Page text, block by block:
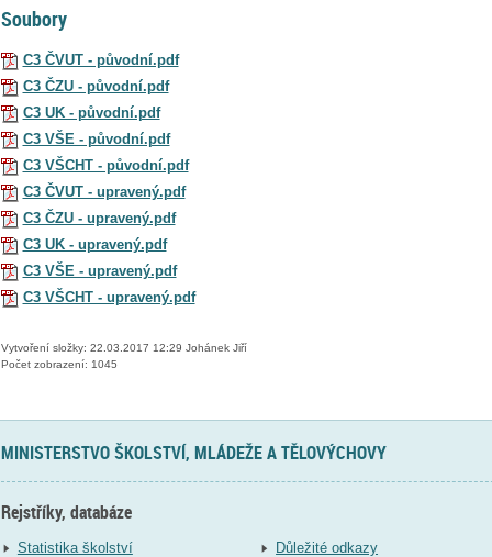
Soubory
C3 ČVUT - původní.pdf
C3 ČZU - původní.pdf
C3 UK - původní.pdf
C3 VŠE - původní.pdf
C3 VŠCHT - původní.pdf
C3 ČVUT - upravený.pdf
C3 ČZU - upravený.pdf
C3 UK - upravený.pdf
C3 VŠE - upravený.pdf
C3 VŠCHT - upravený.pdf
Vytvoření složky: 22.03.2017 12:29 Johánek Jiří
Počet zobrazení: 1045
MINISTERSTVO ŠKOLSTVÍ, MLÁDEŽE A TĚLOVÝCHOVY
Rejstříky, databáze
Statistika školství
Důležité odkazy